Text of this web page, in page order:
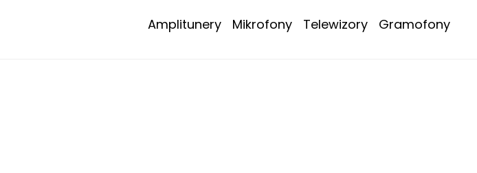
Amplitunery Mikrofony Telewizory Gramofony